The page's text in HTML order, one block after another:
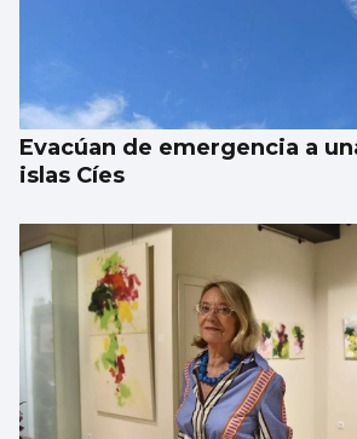
Evacúan de emergencia a
islas Cíes